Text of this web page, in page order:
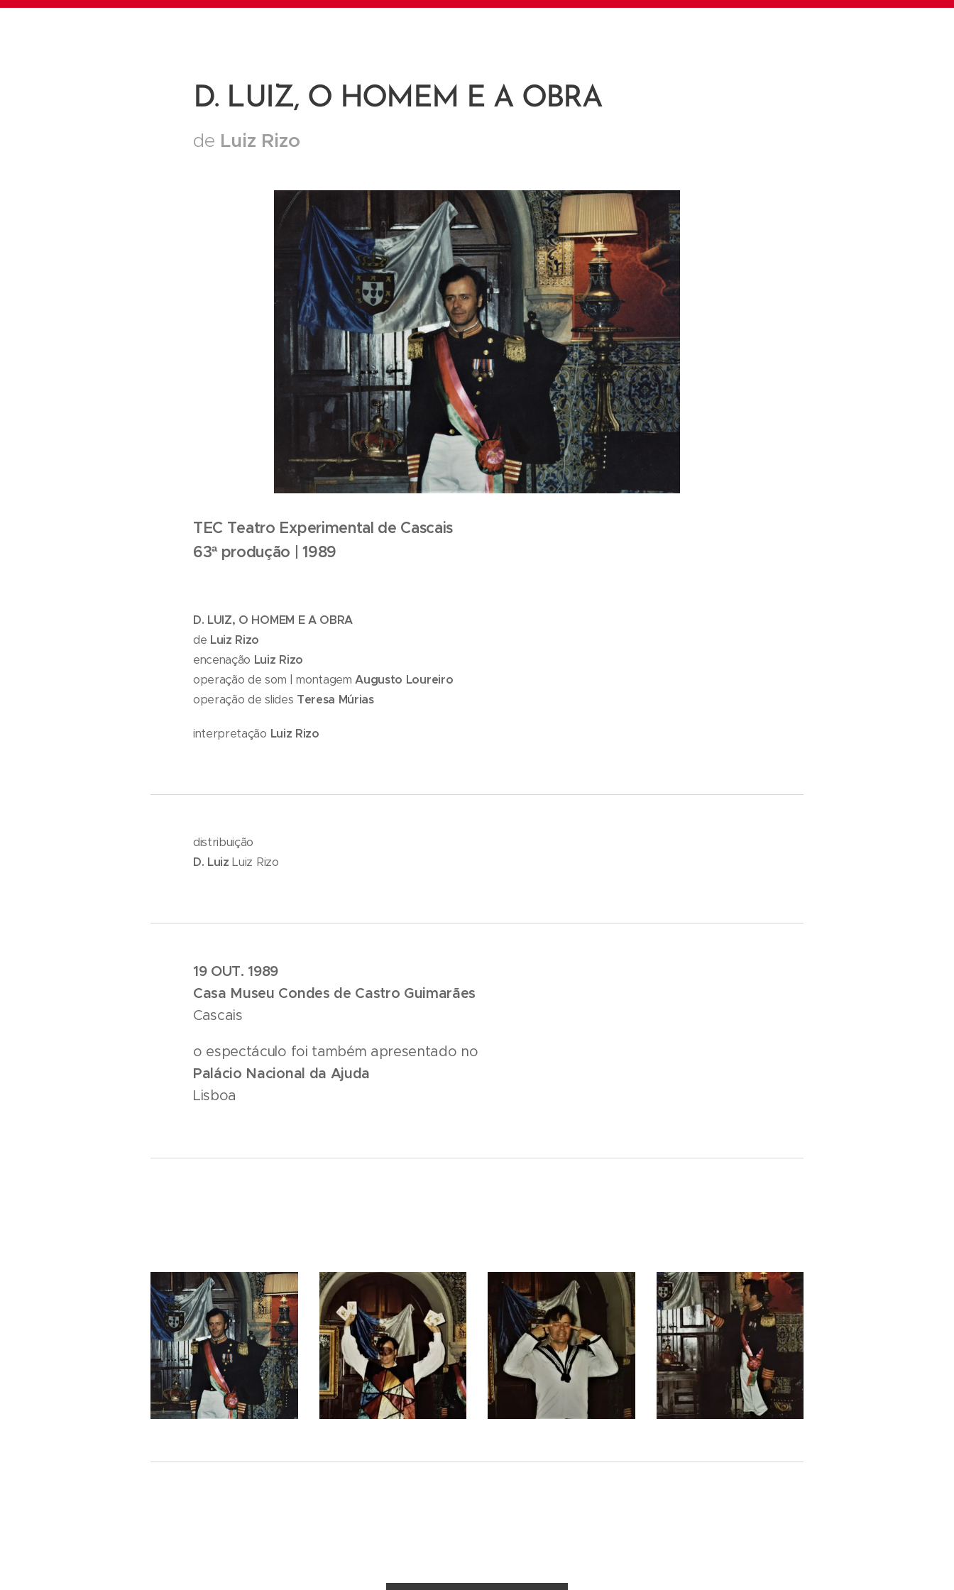
D. LUIZ, O HOMEM E A OBRA
de Luiz Rizo
TEC Teatro Experimental de Cascais
63ª produção | 1989
D. LUIZ, O HOMEM E A OBRA
de Luiz Rizo
encenação Luiz Rizo
operação de som | montagem Augusto Loureiro
operação de slides Teresa Múrias
interpretação Luiz Rizo
distribuição
D. Luiz Luiz Rizo
19 OUT. 1989
Casa Museu Condes de Castro Guimarães
Cascais
o espectáculo foi também apresentado no
Palácio Nacional da Ajuda
Lisboa